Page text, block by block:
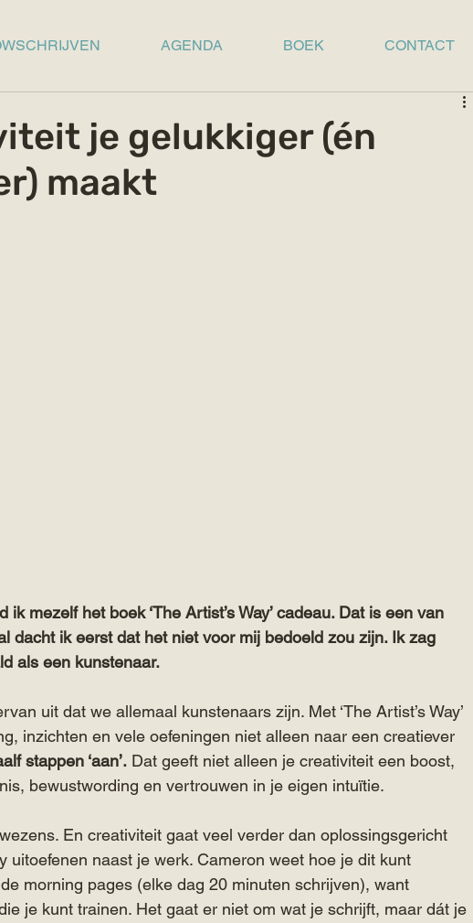
je gelukkiger (én
maakt
mezelf het boek ‘The Artist’s Way’ cadeau. Dat is een van
dacht ik eerst dat het niet voor mij bedoeld zou zijn. Ik zag
als een kunstenaar.
uit dat we allemaal kunstenaars zijn. Met ‘The Artist’s Way’
inzichten en vele oefeningen niet alleen naar een creatiever
stappen ‘aan’. Dat geeft niet alleen je creativiteit een boost,
bewustwording en vertrouwen in je eigen intuïtie.
En creativiteit gaat veel verder dan oplossingsgericht
uitoefenen naast je werk. Cameron weet hoe je dit kunt
morning pages (elke dag 20 minuten schrijven), want
je kunt trainen. Het gaat er niet om wat je schrijft, maar dát je
AGENDA BOEK CONTACT